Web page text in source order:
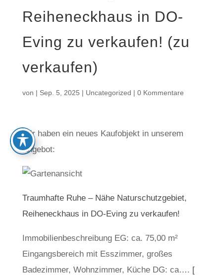
Reiheneckhaus in DO-
Eving zu verkaufen! (zu
verkaufen)
von | Sep. 5, 2025 | Uncategorized | 0 Kommentare
Wir haben ein neues Kaufobjekt in unserem
Angebot:
Traumhafte Ruhe – Nähe Naturschutzgebiet,
Reiheneckhaus in DO-Eving zu verkaufen!
Immobilienbeschreibung EG: ca. 75,00 m²
Eingangsbereich mit Esszimmer, großes
Badezimmer, Wohnzimmer, Küche DG: ca…. [